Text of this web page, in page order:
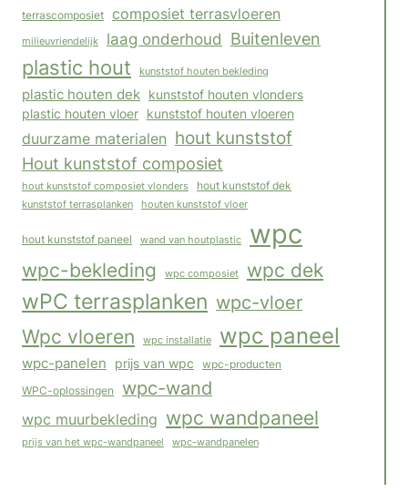
terrascomposiet composiet terrasvloeren
milieuvriendelijk laag onderhoud Buitenleven
plastic hout kunststof houten bekleding
plastic houten dek kunststof houten vlonders
plastic houten vloer kunststof houten vloeren
duurzame materialen hout kunststof
Hout kunststof composiet
hout kunststof composiet vlonders hout kunststof dek
kunststof terrasplanken houten kunststof vloer
hout kunststof paneel wand van houtplastic wpc
wpc-bekleding wpc composiet wpc dek
wPC terrasplanken wpc-vloer
Wpc vloeren wpc installatie wpc paneel
wpc-panelen prijs van wpc wpc-producten
WPC-oplossingen wpc-wand
wpc muurbekleding wpc wandpaneel
prijs van het wpc-wandpaneel wpc-wandpanelen